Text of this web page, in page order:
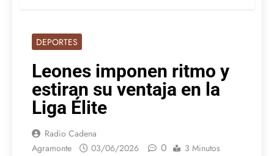
DEPORTES
Leones imponen ritmo y
estiran su ventaja en la
Liga Élite
Radio Cadena
Agramonte
03/06/2026 0 3 Minutos